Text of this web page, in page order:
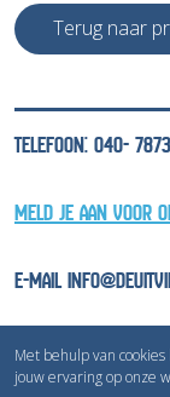
Met behulp van
jouw ervaring op onze
Terug naar
TELEFOON: 040-
MELD JE AAN VOOR
E-MAIL